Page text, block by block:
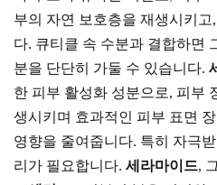
부의 자연 보호층을 재생시키고
다. 큐티클 속 수분과 결합하면
분을 단단히 가둘 수 있습니다.
한 피부 활성화 성분으로, 피부
생시키며 효과적인 피부 표면
영향을 줄여줍니다. 특히 자극
리가 필요합니다. 세라마이드,